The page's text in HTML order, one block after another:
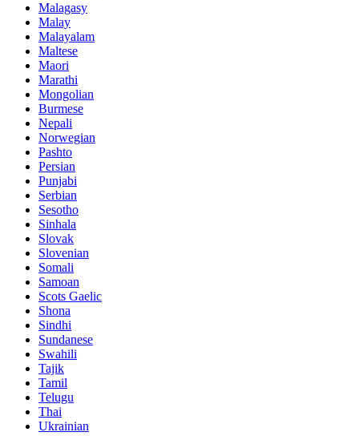
Malagasy
Malay
Malayalam
Maltese
Maori
Marathi
Mongolian
Burmese
Nepali
Norwegian
Pashto
Persian
Punjabi
Serbian
Sesotho
Sinhala
Slovak
Slovenian
Somali
Samoan
Scots Gaelic
Shona
Sindhi
Sundanese
Swahili
Tajik
Tamil
Telugu
Thai
Ukrainian